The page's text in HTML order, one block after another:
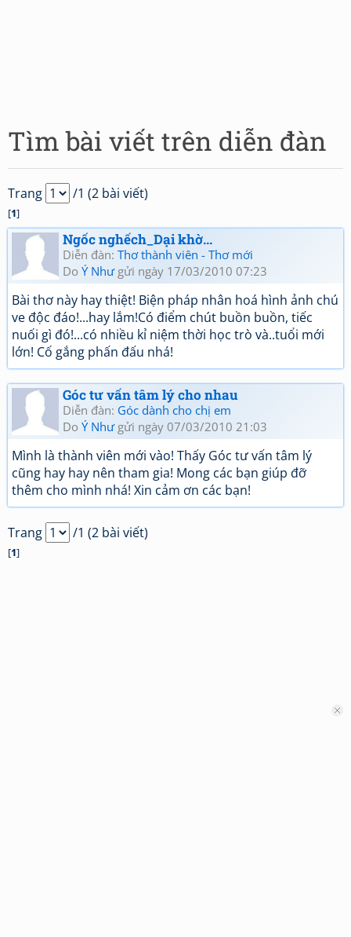
Tìm bài viết trên diễn đàn
Trang /1 (2 bài viết)
[1]
Ngốc nghếch_Dại khờ...
Diễn đàn: Thơ thành viên - Thơ mới
Do Ý Nhưgửi ngày 17/03/2010 07:23
Bài thơ này hay thiệt! Biện pháp nhân hoá hình ảnh chú
ve độc đáo!...hay lắm!Có điểm chút buồn buồn, tiếc
nuối gì đó!...có nhiều kỉ niệm thời học trò và..tuổi mới
lớn! Cố gắng phấn đấu nhá!
Góc tư vấn tâm lý cho nhau
Diễn đàn: Góc dành cho chị em
Do Ý Nhưgửi ngày 07/03/2010 21:03
Mình là thành viên mới vào! Thấy Góc tư vấn tâm lý
cũng hay hay nên tham gia! Mong các bạn giúp đỡ
thêm cho mình nhá! Xin cảm ơn các bạn!
Trang /1 (2 bài viết)
[1]